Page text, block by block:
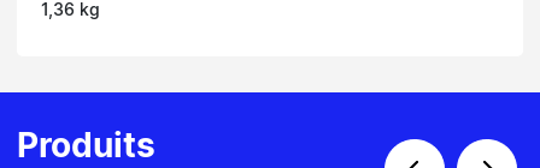
1,36 kg
Produits